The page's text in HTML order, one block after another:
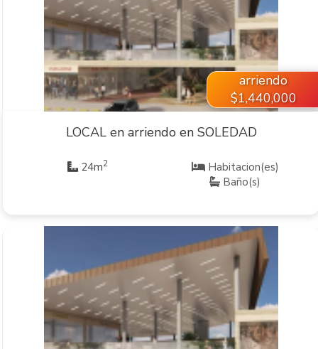
VER INMUEBLE
arriendo
$1,440,000
LOCAL en arriendo en SOLEDAD
24m2
Habitacion(es)
Baño(s)
VER INMUEBLE